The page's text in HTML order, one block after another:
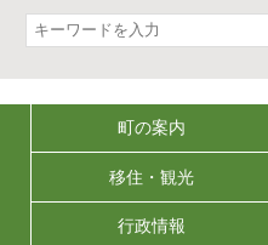
町の案内
移住・観光
行政情報